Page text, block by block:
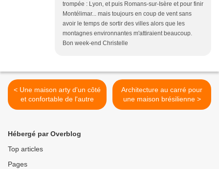
trompée : Lyon, et puis Romans-sur-Isère et pour finir
Montélimar... mais toujours en coup de vent sans
avoir le temps de sortir des villes alors que les
montagnes environnantes m'attiraient beaucoup.
Bon week-end Christelle
< Une maison arty d'un côté
et confortable de l'autre
Architecture au carré pour
une maison brésilienne >
Hébergé par Overblog
Top articles
Pages